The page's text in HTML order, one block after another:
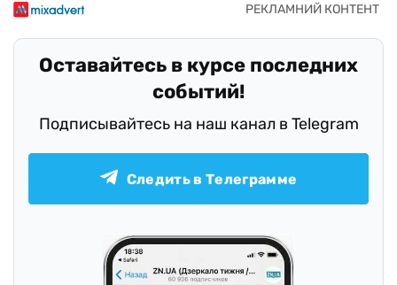
Оставайтесь в курсе последних
событий!
Подписывайтесь на наш канал в Telegram
Следить в Телеграмме